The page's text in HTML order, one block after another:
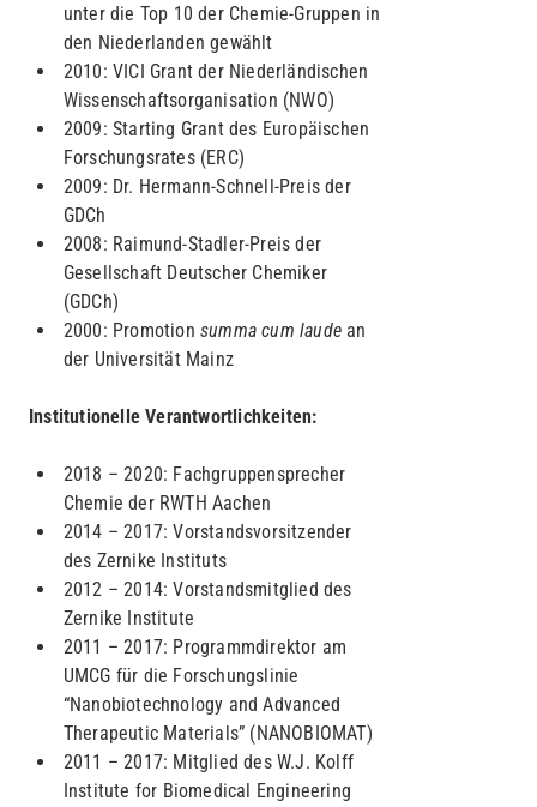
unter die Top 10 der Chemie-Gruppen in
den Niederlanden gewählt
2010: VICI Grant der Niederländischen
Wissenschaftsorganisation (NWO)
2009: Starting Grant des Europäischen
Forschungsrates (ERC)
2009: Dr. Hermann-Schnell-Preis der
GDCh
2008: Raimund-Stadler-Preis der
Gesellschaft Deutscher Chemiker
(GDCh)
2000: Promotion summa cum laude an
der Universität Mainz
Institutionelle Verantwortlichkeiten:
2018 – 2020: Fachgruppensprecher
Chemie der RWTH Aachen
2014 – 2017: Vorstandsvorsitzender
des Zernike Instituts
2012 – 2014: Vorstandsmitglied des
Zernike Institute
2011 – 2017: Programmdirektor am
UMCG für die Forschungslinie
“Nanobiotechnology and Advanced
Therapeutic Materials” (NANOBIOMAT)
2011 – 2017: Mitglied des W.J. Kolff
Institute for Biomedical Engineering